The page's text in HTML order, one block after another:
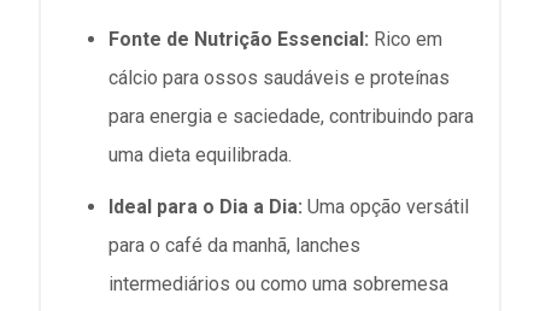
Fonte de Nutrição Essencial: Rico em
cálcio para ossos saudáveis e proteínas
para energia e saciedade, contribuindo para
uma dieta equilibrada.
Ideal para o Dia a Dia: Uma opção versátil
para o café da manhã, lanches
intermediários ou como uma sobremesa